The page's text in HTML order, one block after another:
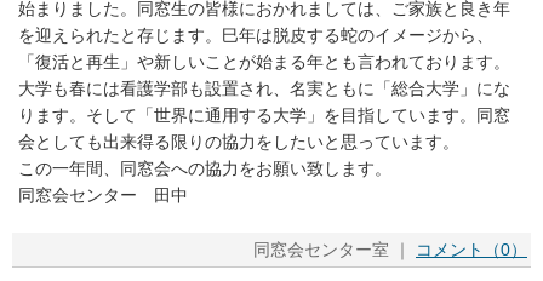
始まりました。同窓生の皆様におかれましては、ご家族と良き年
を迎えられたと存じます。巳年は脱皮する蛇のイメージから、
「復活と再生」や新しいことが始まる年とも言われております。
大学も春には看護学部も設置され、名実ともに「総合大学」にな
ります。そして「世界に通用する大学」を目指しています。同窓
会としても出来得る限りの協力をしたいと思っています。
この一年間、同窓会への協力をお願い致します。
同窓会センター 田中
同窓会センター室 ｜ コメント（0）